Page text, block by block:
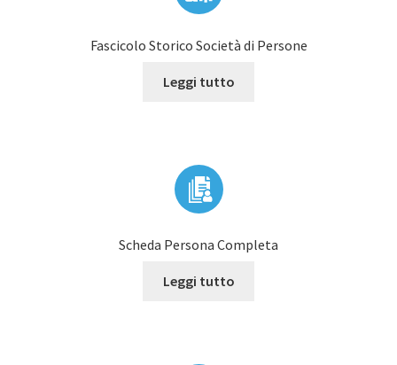
Fascicolo Storico Società di Persone
Leggi tutto
Scheda Persona Completa
Leggi tutto